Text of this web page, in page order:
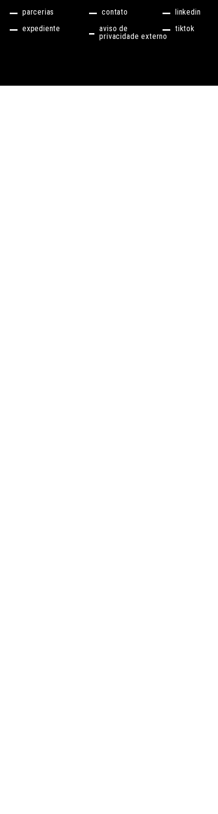
parcerias
expediente
contato
aviso de
privacidade externo
linkedin
tiktok